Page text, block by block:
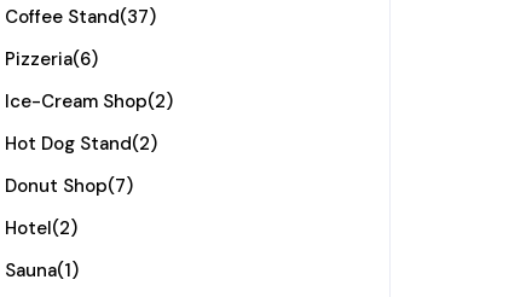
Coffee Stand(37)
Pizzeria(6)
Ice-Cream Shop(2)
Hot Dog Stand(2)
Donut Shop(7)
Hotel(2)
Sauna(1)